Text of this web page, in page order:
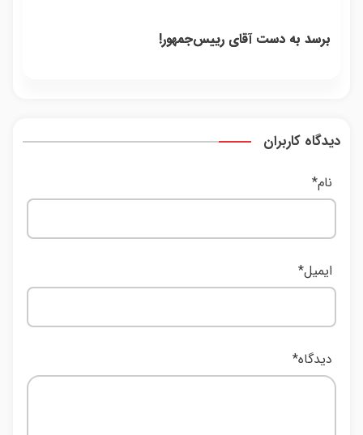
برسد به دست آقای رییس‌جمهور!
دیدگاه کاربران
دیدگاه*
نام*
ایمیل*